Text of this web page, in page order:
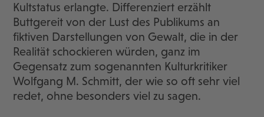
Kultstatus erlangte. Differenziert erzählt
Buttgereit von der Lust des Publikums an
fiktiven Darstellungen von Gewalt, die in der
Realität schockieren würden, ganz im
Gegensatz zum sogenannten Kulturkritiker
Wolfgang M. Schmitt, der wie so oft sehr viel
redet, ohne besonders viel zu sagen.